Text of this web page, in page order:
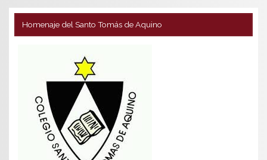
Homenaje del Santo Tomás de Aquino